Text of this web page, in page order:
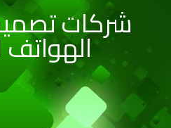
شركات
الهواتف